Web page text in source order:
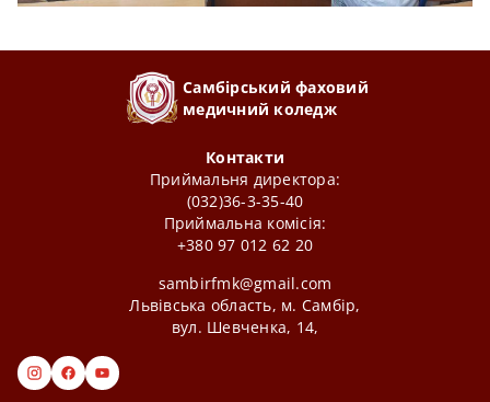
Самбірський фаховий
медичний коледж
Контакти
Приймальня директора:
(032)36-3-35-40
Приймальна комісія:
+380 97 012 62 20
sambirfmk@gmail.com
Львівська область, м. Самбір,
вул. Шевченка, 14,